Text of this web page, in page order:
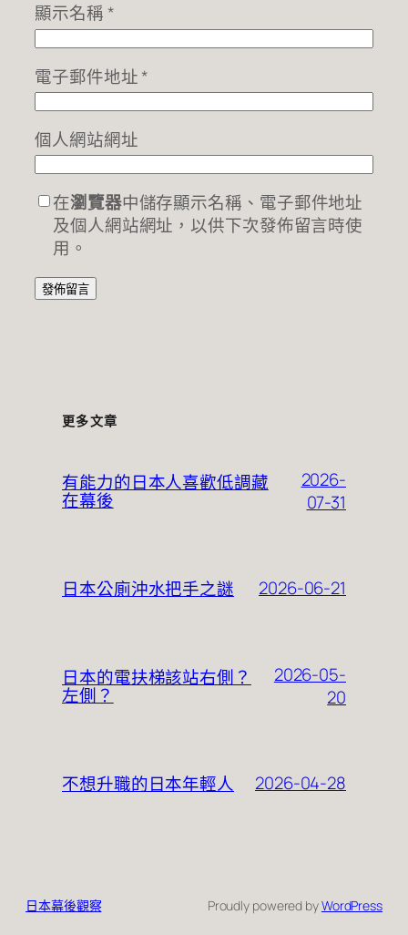
顯示名稱 *
電子郵件地址*
個人網站網址
在瀏覽器中儲存顯示名稱、電子郵件地址
及個人網站網址，以供下次發佈留言時使
用。
更多文章
有能力的日本人喜歡低調藏
在幕後
2026-
07-31
日本公廁沖水把手之謎 2026-06-21
日本的電扶梯該站右側？
左側？
2026-05-
20
不想升職的日本年輕人 2026-04-28
日本幕後觀察 Proudly powered byWordPress